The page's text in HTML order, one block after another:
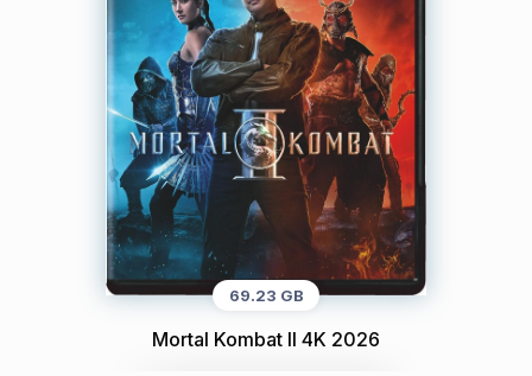
69.23 GB
Mortal Kombat II 4K 2026